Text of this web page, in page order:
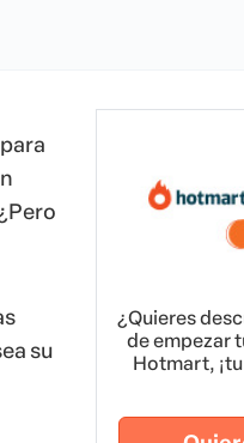
su
¿Quieres
de empezar
Hotmart,